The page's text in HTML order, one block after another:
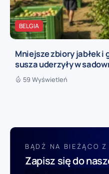
BELGIA
Mniejsze zbiory jabłek i
susza uderzyły w
59 Wyświetleń
BĄDŹ NA BIEŻĄCO
Zapisz się do